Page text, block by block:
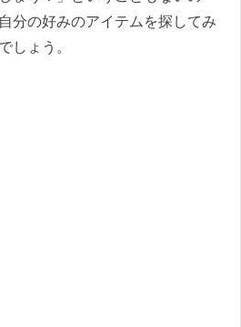
分の好みのアイテムを探してみ
しょう。